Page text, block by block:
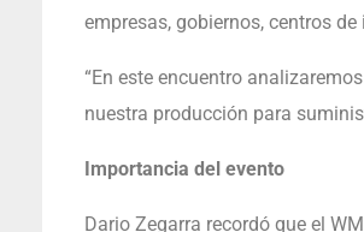
empresas, gobiernos, centros
“En este encuentro
nuestra producción para
Importancia del evento
Dario Zegarra recordó que el